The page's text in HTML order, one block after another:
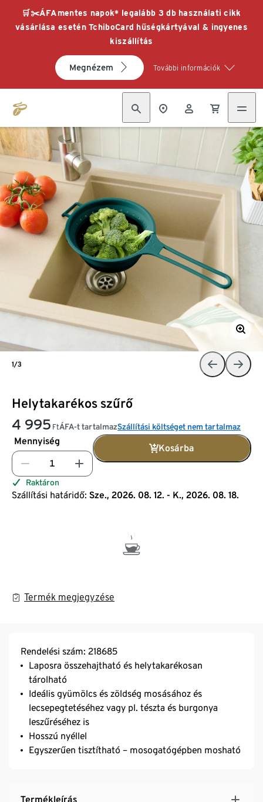
🛒✂️ÁFAmentes napok* legalább 3 db használati cikk
vásárlása esetén TchiboCard hűségkártyával & ingyenes
kiszállítás
Megnézem További információk
Helytakarékos szűrő
4 995 FtÁFA-t tartalmazSzállítási költséget nem tartalmaz
Mennyiség
Kosárba
Raktáron
Szállítási határidő: Sze., 2026. 08. 12. - K., 2026. 08. 18.
Termék megjegyzése
1/3
Rendelési szám: 218685
Laposra összehajtható és helytakarékosan
tárolható
Ideális gyümölcs és zöldség mosásához és
lecsepegtetéséhez vagy pl. tészta és burgonya
leszűréséhez is
Hosszú nyéllel
Egyszerűen tisztítható – mosogatógépben mosható
Termékleírás